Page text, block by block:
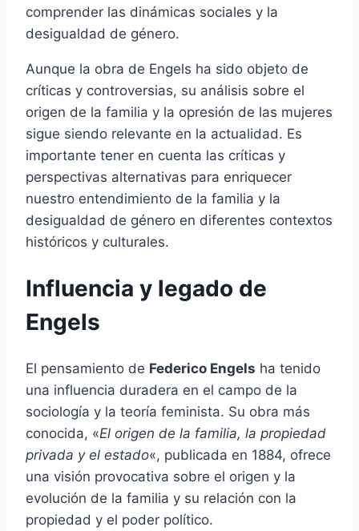
comprender las dinámicas sociales y la
desigualdad de género.
Aunque la obra de Engels ha sido objeto de
críticas y controversias, su análisis sobre el
origen de la familia y la opresión de las mujeres
sigue siendo relevante en la actualidad. Es
importante tener en cuenta las críticas y
perspectivas alternativas para enriquecer
nuestro entendimiento de la familia y la
desigualdad de género en diferentes contextos
históricos y culturales.
Influencia y legado de
Engels
El pensamiento de Federico Engels ha tenido
una influencia duradera en el campo de la
sociología y la teoría feminista. Su obra más
conocida, «El origen de la familia, la propiedad
privada y el estado«, publicada en 1884, ofrece
una visión provocativa sobre el origen y la
evolución de la familia y su relación con la
propiedad y el poder político.